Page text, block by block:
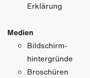
Erklärung
Medien
Bildschirm­
hintergründe
Broschüren